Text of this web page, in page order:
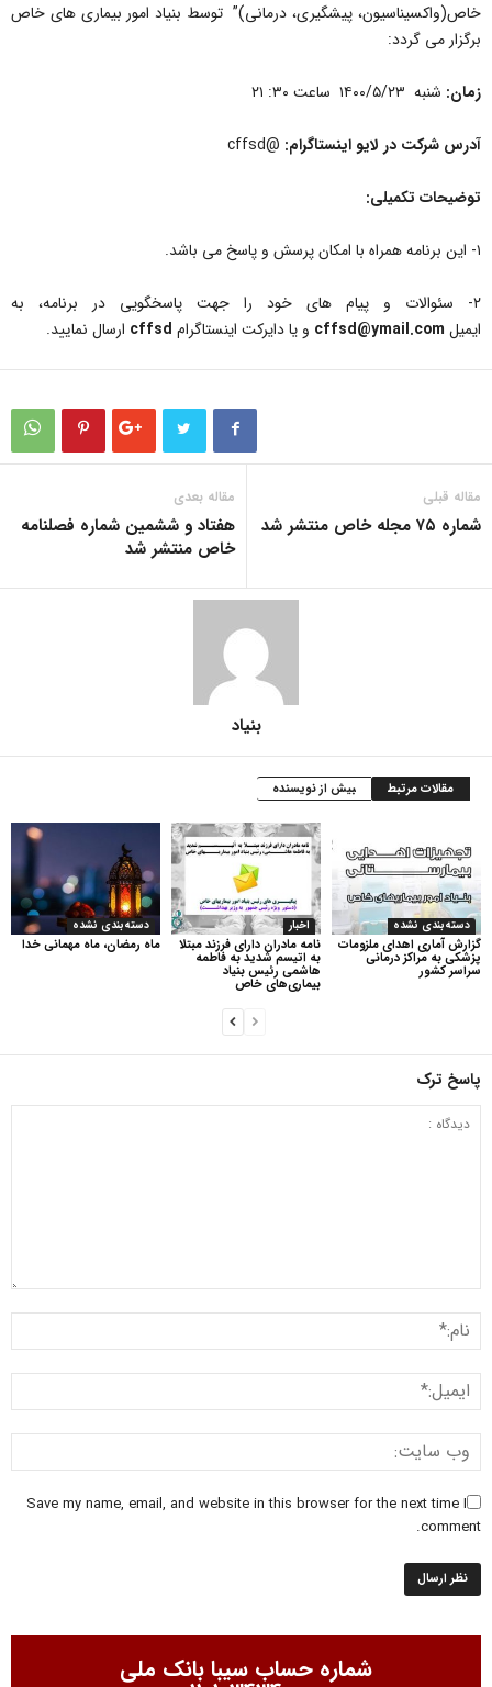
خاص(واکسیناسیون، پیشگیری، درمانی)” توسط بنیاد امور بیماری های خاص
برگزار می گردد:
زمان: شنبه ١۴٠٠/۵/٢٣ ساعت ٣٠: ٢١
آدرس شرکت در لایو اینستاگرام: @cffsd
توضیحات تکمیلی:
۱- این برنامه همراه با امکان پرسش و پاسخ می باشد.
۲- سئوالات و پیام های خود را جهت پاسخگویی در برنامه، به
ایمیل cffsd@ymail.com و یا دایرکت اینستاگرام cffsd ارسال نمایید.
مقاله قبلی
شماره ۷۵ مجله خاص منتشر شد
مقاله بعدی
هفتاد و ششمین شماره فصلنامه
خاص منتشر شد
بنیاد
مقالات مرتبط بیش از نویسنده
دسته‌بندی نشده
ماه رمضان، ماه مهمانی خدا
اخبار
نامه مادران دارای فرزند مبتلا
به اتیسم شدید به فاطمه
هاشمی رئیس بنیاد
بیماری‌های خاص
دسته‌بندی نشده
گزارش آماری اهدای ملزومات
پزشکی به مراکز درمانی
سراسر کشور
پاسخ ترک
Save my name, email, and website in this browser for the next time I
comment.
شماره حساب سیبا بانک ملی